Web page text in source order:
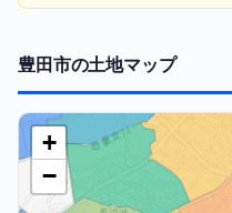
豊田市の土地マップ
+
−